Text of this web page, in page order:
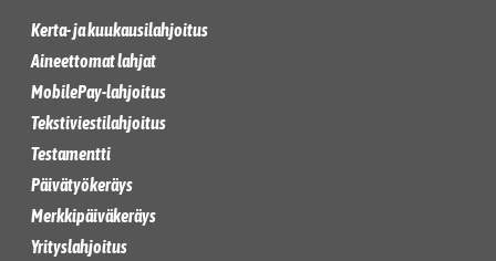
Kerta- ja kuukausilahjoitus
Aineettomat lahjat
MobilePay-lahjoitus
Tekstiviestilahjoitus
Testamentti
Päivätyökeräys
Merkkipäiväkeräys
Yrityslahjoitus